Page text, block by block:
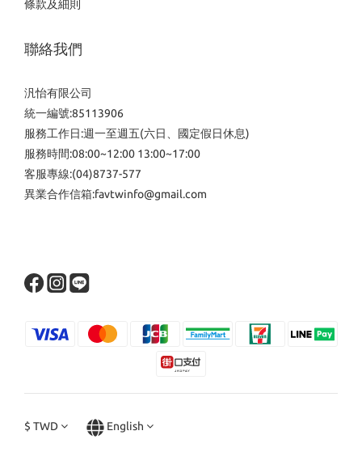
條款及細則
聯絡我們
汎怡有限公司
統一編號:85113906
服務工作日:週一至週五(六日、國定假日休息)
服務時間:08:00~12:00 13:00~17:00
客服專線:(04)8737-577
異業合作信箱:favtwinfo@gmail.com
$ TWD English